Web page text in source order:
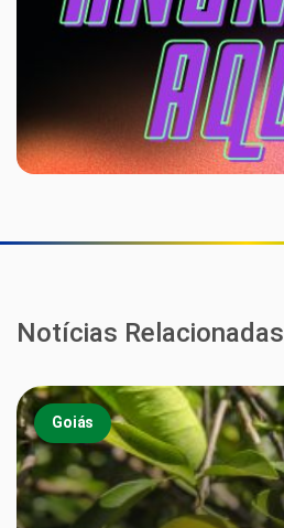
Notícias Relacionadas
Goiás